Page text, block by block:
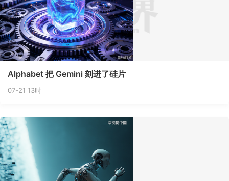
Alphabet 把 Gemini 刻进了硅片
07-21 13时